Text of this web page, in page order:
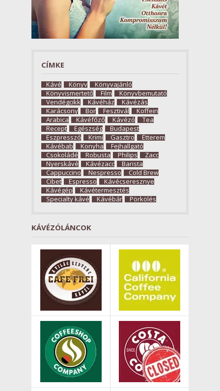
CÍMKE
Kávé Könyv
Könyvajánló
Könyvismertető
Film
Könyvbemutató
Vendégcikk
Kávéház
Kávézás
Karácsony
Bor Fesztivál
Koffein
Arabica
Kávéfőző Kávézó
Tea
Recept
Egészség
Budapest
Eszpresszó
Krimi Gasztro
Étterem
Kávébab
Konyha
Fejhallgató
Csokoládé
Robusta Philips
Zacc
Nyerskávé
Kávézacc
Barista
Cappuccino
Nespresso
Cold Brew
Cibet
Espresso
Kávécseresznye
Kávégép
Kávétermesztés
Specialty kávé
Kávébár Pörkölés
KÁVÉZÓLÁNCOK